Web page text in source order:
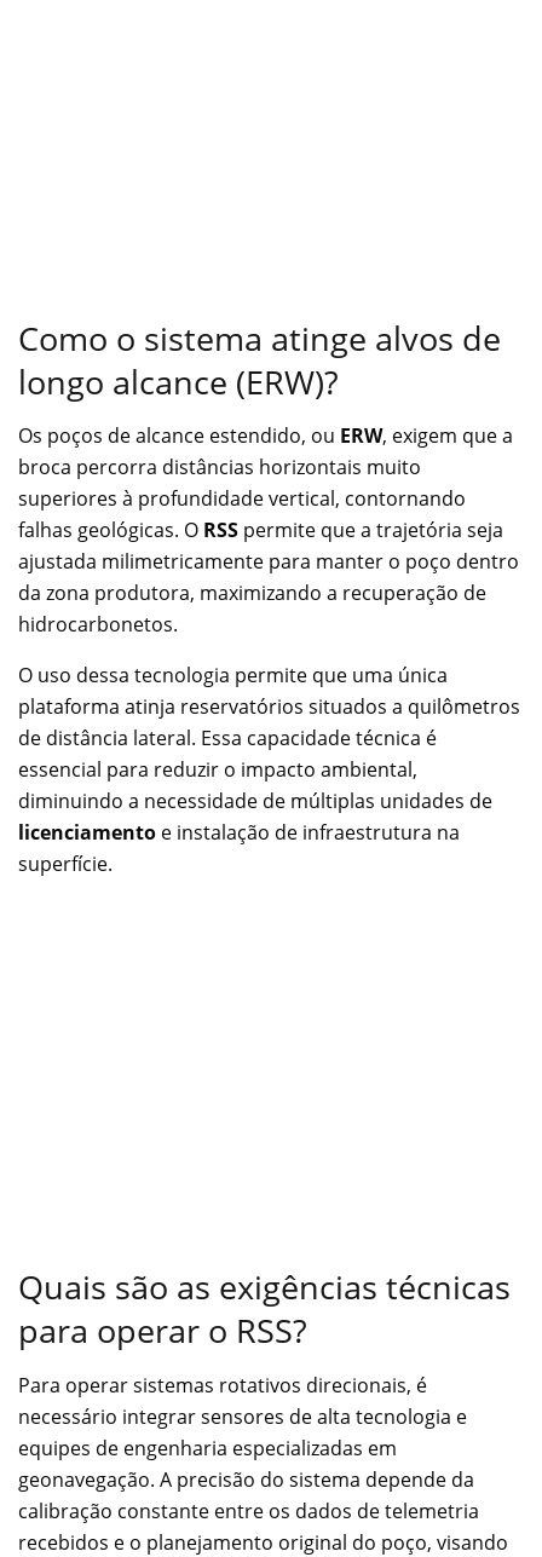
Como o sistema atinge alvos de
longo alcance (ERW)?
Os poços de alcance estendido, ou ERW, exigem que a
broca percorra distâncias horizontais muito
superiores à profundidade vertical, contornando
falhas geológicas. O RSS permite que a trajetória seja
ajustada milimetricamente para manter o poço dentro
da zona produtora, maximizando a recuperação de
hidrocarbonetos.
O uso dessa tecnologia permite que uma única
plataforma atinja reservatórios situados a quilômetros
de distância lateral. Essa capacidade técnica é
essencial para reduzir o impacto ambiental,
diminuindo a necessidade de múltiplas unidades de
licenciamento e instalação de infraestrutura na
superfície.
Quais são as exigências técnicas
para operar o RSS?
Para operar sistemas rotativos direcionais, é
necessário integrar sensores de alta tecnologia e
equipes de engenharia especializadas em
geonavegação. A precisão do sistema depende da
calibração constante entre os dados de telemetria
recebidos e o planejamento original do poço, visando